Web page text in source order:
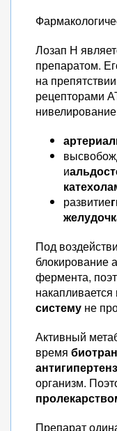
Лозап Н
препаратом.
на
рецепторами
и
развитие
Под
блокирование
фермента,
систему не
Активный
время
организм.
Препарат